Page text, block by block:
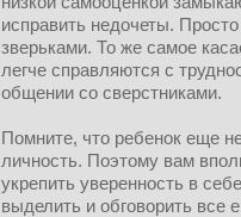
исправить недочеты.
зверьками. То же самое
легче справляются с
общении со сверстниками.
Помните, что ребенок еще
личность. Поэтому вам
укрепить уверенность в
выделить и обговорить все